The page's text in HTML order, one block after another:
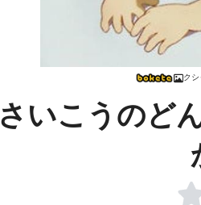
ク
さいこうのど